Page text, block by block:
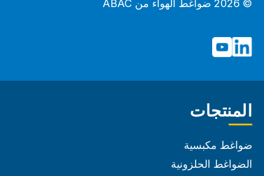
© 2026 ضواغط الهواء من ABAC
المنتجات
ضواغط مكبسية
الضواغط الحلزونية